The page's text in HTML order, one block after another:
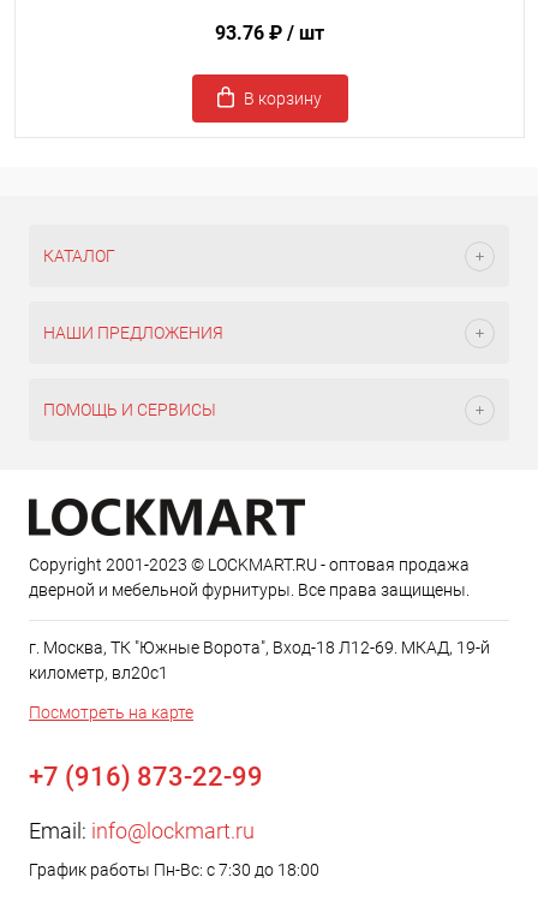
93.76 ₽ / шт
В корзину
КАТАЛОГ
НАШИ ПРЕДЛОЖЕНИЯ
ПОМОЩЬ И СЕРВИСЫ
Copyright 2001-2023 © LOCKMART.RU - оптовая продажа
дверной и мебельной фурнитуры. Все права защищены.
г. Москва, ТК "Южные Ворота", Вход-18 Л12-69. МКАД, 19-й
километр, вл20с1
Посмотреть на карте
+7 (916) 873-22-99
Email: info@lockmart.ru
График работы Пн-Вс: с 7:30 до 18:00